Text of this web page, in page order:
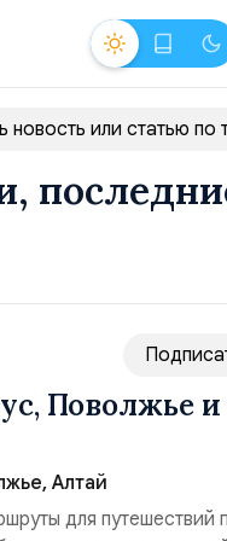
новость или статью по
Поволжье и
Алтай
для путешествий